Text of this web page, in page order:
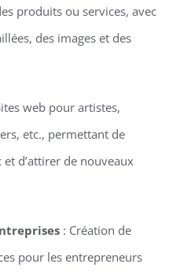
produits ou services, avec
des images et des
web pour artistes,
etc., permettant de
d’attirer de nouveaux
: Création de
pour les entrepreneurs